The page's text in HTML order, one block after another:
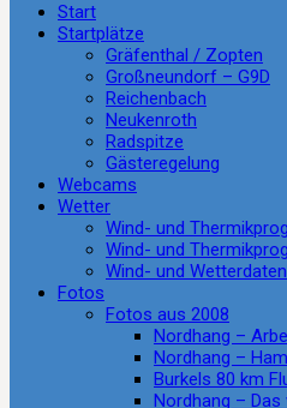
Start
Startplätze
Gräfenthal / Zopten
Großneundorf – G9D
Reichenbach
Neukenroth
Radspitze
Gästeregelung
Webcams
Wetter
Wind- und
Wind- und
Wind- und Wetterdaten
Fotos
Fotos aus 2008
Nordhang –
Nordhang –
Burkels 80 km
Nordhang – Das